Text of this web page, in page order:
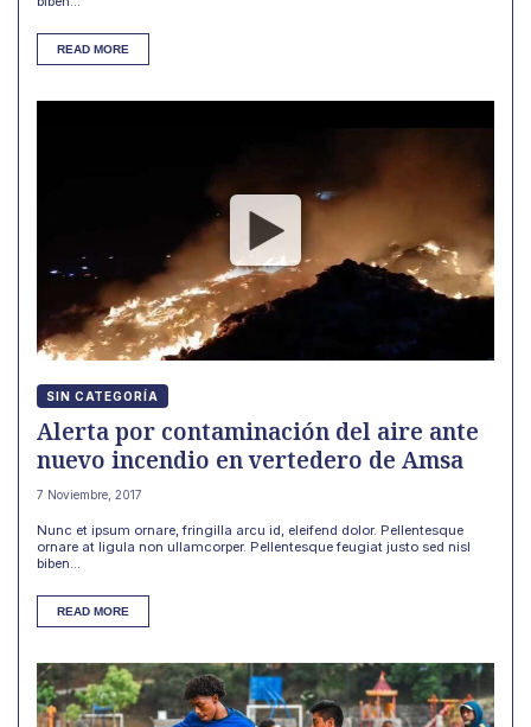
READ MORE
SIN CATEGORÍA
Alerta por contaminación del aire ante
nuevo incendio en vertedero de Amsa
7 Noviembre, 2017
Nunc et ipsum ornare, fringilla arcu id, eleifend dolor. Pellentesque
ornare at ligula non ullamcorper. Pellentesque feugiat justo sed nisl
biben...
READ MORE